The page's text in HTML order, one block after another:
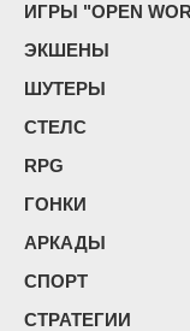
ИГРЫ "OPEN
ЭКШЕНЫ
ШУТЕРЫ
СТЕЛС
RPG
ГОНКИ
АРКАДЫ
СПОРТ
СТРАТЕГИИ